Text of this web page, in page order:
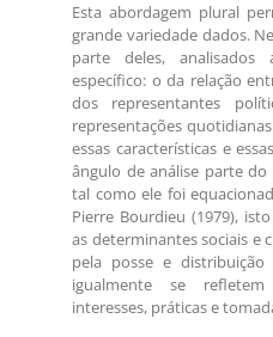
Esta abordagem plural
grande variedade dados.
parte deles,
específico: o da relação
dos representantes
representações
essas características e
ângulo de análise parte do
tal como ele foi
Pierre Bourdieu (1979),
as determinantes sociais e
pela posse e
igualmente se
interesses, práticas e